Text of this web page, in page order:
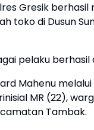
Gresik
toko di Dusun
pelaku
Mahenu
MR (22),
Tambak.